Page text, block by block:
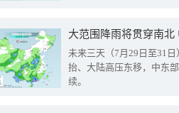
大范围降雨将贯穿南
未来三天（7月29日至31
抬、大陆高压东移，中东
续。